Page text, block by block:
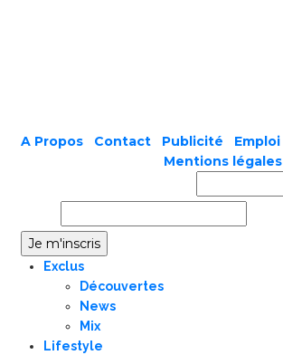
A Propos Contact Publicité Emploi
Mentions légales
Exclus
Découvertes
News
Mix
Lifestyle